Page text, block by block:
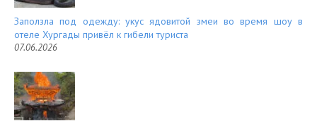
Заползла под одежду: укус ядовитой змеи во время шоу в
отеле Хургады привёл к гибели туриста
07.06.2026